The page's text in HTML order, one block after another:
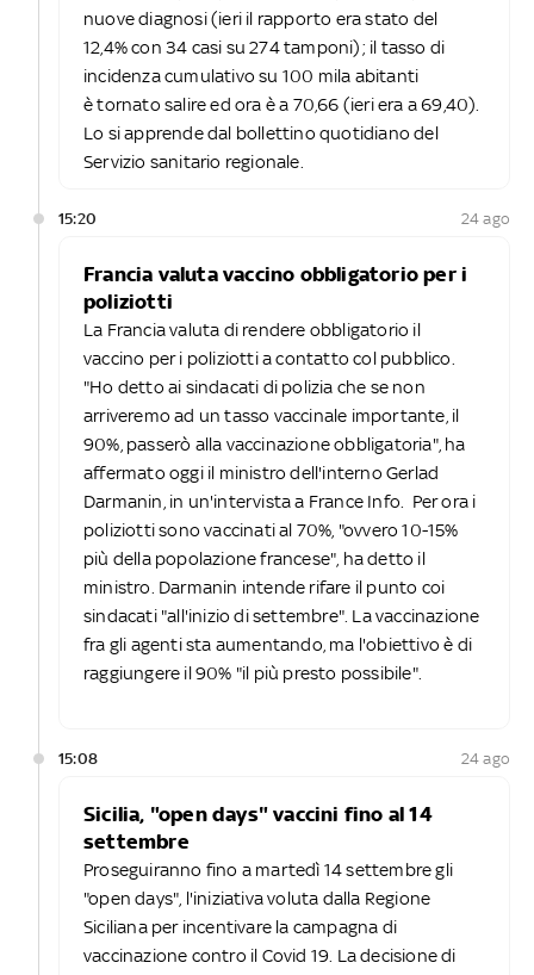
nuove diagnosi (ieri il rapporto era stato del
12,4% con 34 casi su 274 tamponi); il tasso di
incidenza cumulativo su 100 mila abitanti
è tornato salire ed ora è a 70,66 (ieri era a 69,40).
Lo si apprende dal bollettino quotidiano del
Servizio sanitario regionale.
15:20 24 ago
Francia valuta vaccino obbligatorio per i
poliziotti
La Francia valuta di rendere obbligatorio il
vaccino per i poliziotti a contatto col pubblico.
"Ho detto ai sindacati di polizia che se non
arriveremo ad un tasso vaccinale importante, il
90%, passerò alla vaccinazione obbligatoria", ha
affermato oggi il ministro dell'interno Gerlad
Darmanin, in un'intervista a France Info. Per ora i
poliziotti sono vaccinati al 70%, "ovvero 10-15%
più della popolazione francese", ha detto il
ministro. Darmanin intende rifare il punto coi
sindacati "all'inizio di settembre". La vaccinazione
fra gli agenti sta aumentando, ma l'obiettivo è di
raggiungere il 90% "il più presto possibile".
15:08 24 ago
Sicilia, "open days" vaccini fino al 14
settembre
Proseguiranno fino a martedì 14 settembre gli
"open days", l'iniziativa voluta dalla Regione
Siciliana per incentivare la campagna di
vaccinazione contro il Covid 19. La decisione di